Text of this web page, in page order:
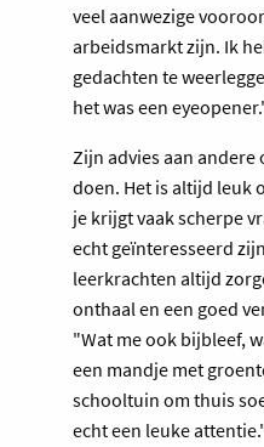
veel aanwezige
arbeidsmarkt zijn. Ik
gedachten te
het was een
Zijn advies aan
doen. Het is altijd leuk
je krijgt vaak scherpe
echt geïnteresseerd
leerkrachten altijd
onthaal en een goed
"Wat me ook bijbleef,
een mandje met
schooltuin om thuis
echt een leuke